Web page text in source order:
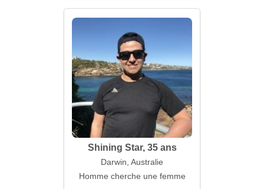
Shining Star, 35 ans
Darwin, Australie
Homme cherche une femme